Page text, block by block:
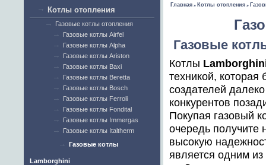
Котлы отопления
Газовые котлы отопления
Газовые котлы Airfel
Газовые котлы Alpha
Газовые котлы Ariston
Газовые котлы Baxi
Газовые котлы Beretta
Газовые котлы Bosch
Газовые котлы Ferroli
Газовые котлы Fondital
Газовые котлы Immergas
Газовые котлы Italtherm
Газовые котлы
Lamborghini
Главная » Котлы отопления »
Газовые
Котлы
техникой,
создателей
конкурентов
Покупая газовый
очередь получите
высокую
является одним